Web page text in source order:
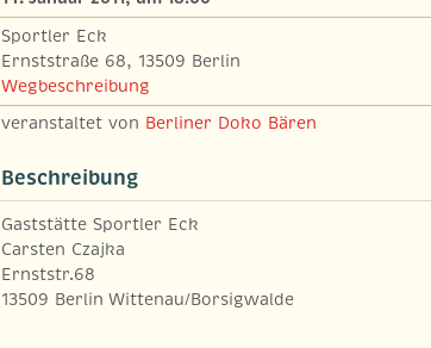
Sportler Eck
Ernststraße 68, 13509 Berlin
Wegbeschreibung
veranstaltet von Berliner Doko Bären
Beschreibung
Gaststätte Sportler Eck
Carsten Czajka
Ernststr.68
13509 Berlin Wittenau/Borsigwalde